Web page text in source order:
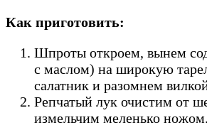
Как приготовить:
Шпроты откроем, вынем
с маслом) на широкую
салатник и разомнем
Репчатый лук очистим от
измельчим меленько ножом.